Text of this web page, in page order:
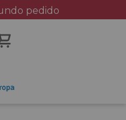
pedido